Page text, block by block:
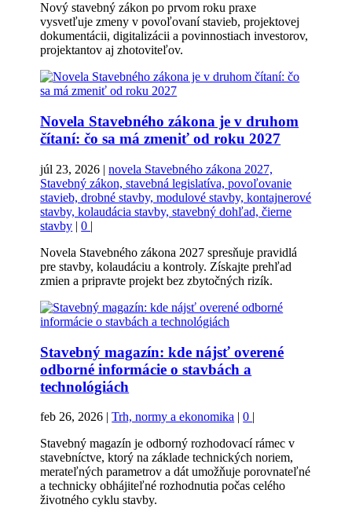
Nový stavebný zákon po prvom roku praxe
vysvetľuje zmeny v povoľovaní stavieb, projektovej
dokumentácii, digitalizácii a povinnostiach investorov,
projektantov aj zhotoviteľov.
Novela Stavebného zákona je v druhom
čítaní: čo sa má zmeniť od roku 2027
júl 23, 2026 |novela Stavebného zákona 2027,
Stavebný zákon, stavebná legislatíva, povoľovanie
stavieb, drobné stavby, modulové stavby, kontajnerové
stavby, kolaudácia stavby, stavebný dohľad, čierne
stavby |0 |
Novela Stavebného zákona 2027 spresňuje pravidlá
pre stavby, kolaudáciu a kontroly. Získajte prehľad
zmien a pripravte projekt bez zbytočných rizík.
Stavebný magazín: kde nájsť overené
odborné informácie o stavbách a
technológiách
feb 26, 2026 |Trh, normy a ekonomika |0 |
Stavebný magazín je odborný rozhodovací rámec v
stavebníctve, ktorý na základe technických noriem,
merateľných parametrov a dát umožňuje porovnateľné
a technicky obhájiteľné rozhodnutia počas celého
životného cyklu stavby.